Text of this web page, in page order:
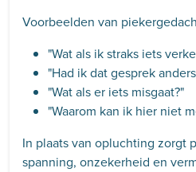
Voorbeelden van
"Wat als ik straks iets
"Had ik dat gesprek
"Wat als er iets misgaat?"
"Waarom kan ik hier niet
In plaats van opluchting zorgt
spanning, onzekerheid en